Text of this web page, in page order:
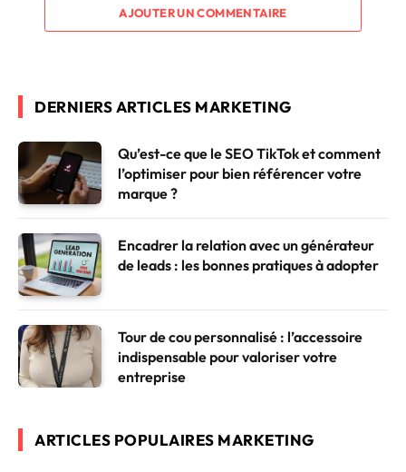
AJOUTER UN COMMENTAIRE
DERNIERS ARTICLES MARKETING
Qu’est-ce que le SEO TikTok et comment
l’optimiser pour bien référencer votre
marque ?
Encadrer la relation avec un générateur
de leads : les bonnes pratiques à adopter
Tour de cou personnalisé : l’accessoire
indispensable pour valoriser votre
entreprise
ARTICLES POPULAIRES MARKETING